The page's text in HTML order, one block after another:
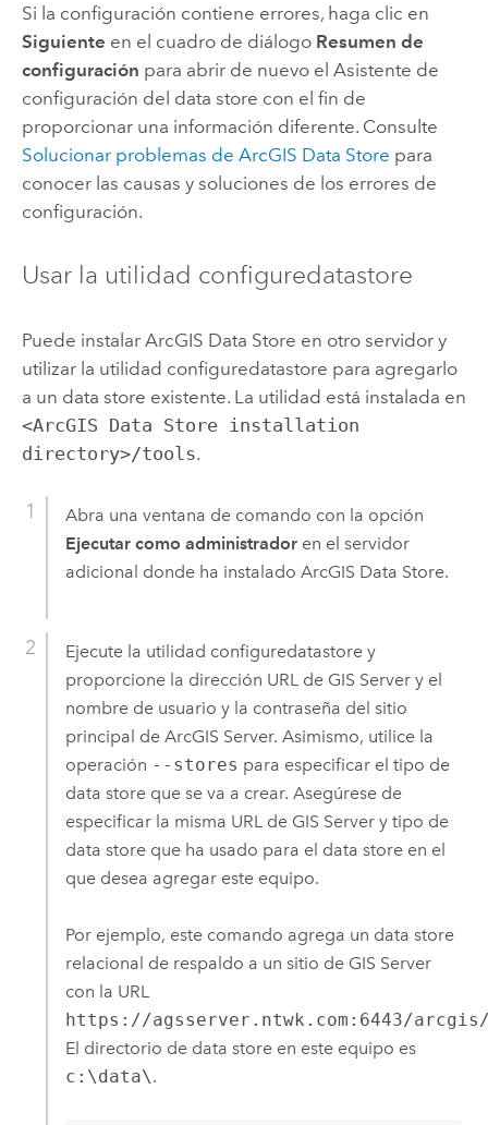
Si la configuración contiene errores, haga clic en
Siguiente en el cuadro de diálogo Resumen de
configuración para abrir de nuevo el Asistente de
configuración del data store con el fin de
proporcionar una información diferente. Consulte
Solucionar problemas de ArcGIS Data Store para
conocer las causas y soluciones de los errores de
configuración.
Usar la utilidad configuredatastore
Puede instalar ArcGIS Data Store en otro servidor y
utilizar la utilidad configuredatastore para agregarlo
a un data store existente. La utilidad está instalada en
<ArcGIS Data Store installation
directory>/tools.
Abra una ventana de comando con la opción
Ejecutar como administradoren el servidor
adicional donde ha instalado ArcGIS Data Store.
Ejecute la utilidad configuredatastore y
proporcione la dirección URL de GIS Servery el
nombre de usuario y la contraseña del sitio
principal de ArcGIS Server. Asimismo, utilice la
operación --stores para especificar el tipo de
data store que se va a crear. Asegúrese de
especificar la misma URL de GIS Servery tipo de
data store que ha usado para el data store en el
que desea agregar este equipo.
Por ejemplo, este comando agrega un data store
relacional de respaldo a un sitio de GIS Server
con la URL
https://agsserver.ntwk.com:6443/arcgis/
El directorio de data store en este equipo es
c:\data\.